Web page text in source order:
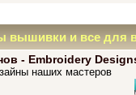
вышивки и все для
- Embroidery
наших мастеров